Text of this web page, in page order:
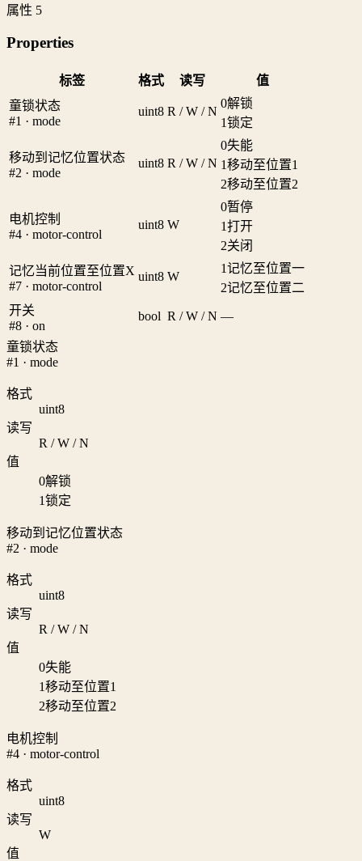
属性 5
Properties
标签 格式 读写
值
童锁状态
#1 · mode
uint8 R / W / N
0解锁
1锁定
移动到记忆位置状态
#2 · mode
uint8 R / W / N
0失能
1移动至位置1
2移动至位置2
电机控制
#4 · motor-control
uint8 W
0暂停
1打开
2关闭
记忆当前位置至位置X
#7 · motor-control
uint8 W
1记忆至位置一
2记忆至位置二
开关
#8 · on
bool R / W / N —
童锁状态
#1 · mode
格式
uint8
读写
R / W / N
值
0解锁
1锁定
移动到记忆位置状态
#2 · mode
格式
uint8
读写
R / W / N
值
0失能
1移动至位置1
2移动至位置2
电机控制
#4 · motor-control
格式
uint8
读写
W
值